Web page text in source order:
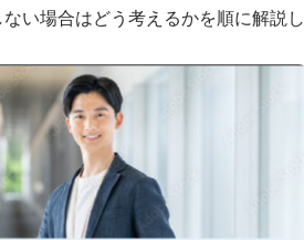
い場合はどう考えるかを順に解説し